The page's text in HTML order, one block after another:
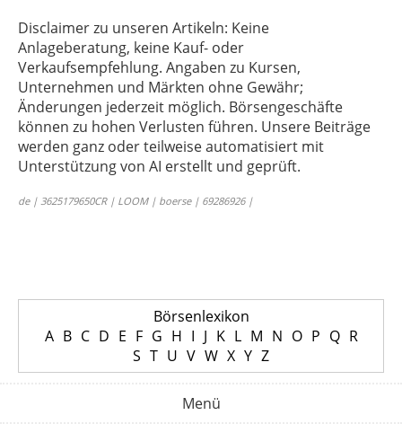
Disclaimer zu unseren Artikeln: Keine
Anlageberatung, keine Kauf- oder
Verkaufsempfehlung. Angaben zu Kursen,
Unternehmen und Märkten ohne Gewähr;
Änderungen jederzeit möglich. Börsengeschäfte
können zu hohen Verlusten führen. Unsere Beiträge
werden ganz oder teilweise automatisiert mit
Unterstützung von AI erstellt und geprüft.
de | 3625179650CR | LOOM | boerse | 69286926 |
Börsenlexikon
A B C D E F G H I J K L M N O P Q R
S T U V W X Y Z
Menü